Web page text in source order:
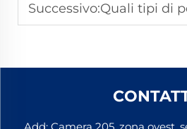
Successivo:Quali tipi di perni di fissaggio vengono